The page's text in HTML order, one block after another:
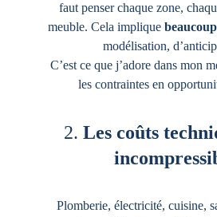
faut penser chaque zone,
meuble. Cela implique
modélisation,
C’est ce que j’adore dans mon
les contraintes en
2. Les coûts
Plomberie, électricité, cuisine,